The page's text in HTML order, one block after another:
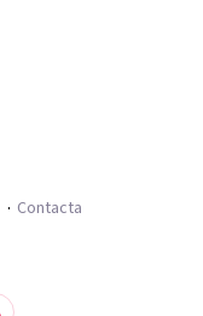
Contacta